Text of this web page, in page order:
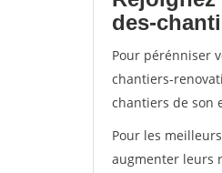
des-
Pour pérénniser
chantiers-
chantiers de son
Pour les
augmenter leurs